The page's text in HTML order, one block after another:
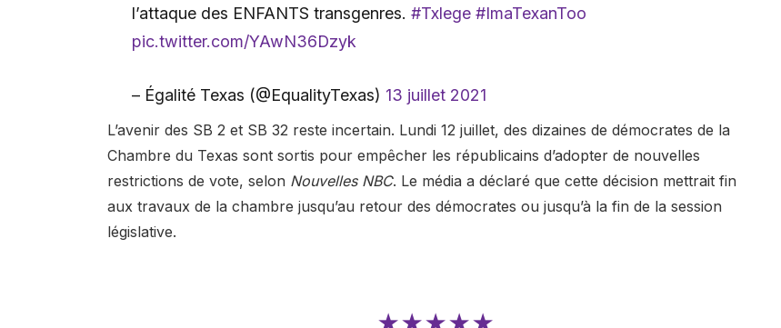
l’attaque des ENFANTS transgenres. #Txlege #ImaTexanToo
pic.twitter.com/YAwN36Dzyk
– Égalité Texas (@EqualityTexas) 13 juillet 2021
L’avenir des SB 2 et SB 32 reste incertain. Lundi 12 juillet, des dizaines de démocrates de la
Chambre du Texas sont sortis pour empêcher les républicains d’adopter de nouvelles
restrictions de vote, selon Nouvelles NBC. Le média a déclaré que cette décision mettrait fin
aux travaux de la chambre jusqu’au retour des démocrates ou jusqu’à la fin de la session
législative.